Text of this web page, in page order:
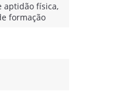
aptidão física,
formação